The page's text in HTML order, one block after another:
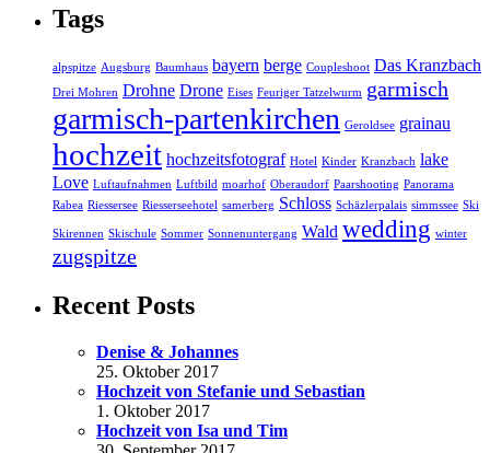
Tags
alpspitze Augsburg Baumhaus bayern berge Coupleshoot Das Kranzbach
Drei Mohren Drohne Drone Eises Feuriger Tatzelwurm garmisch
garmisch-partenkirchen Geroldsee grainau
hochzeit hochzeitsfotograf Hotel Kinder Kranzbach lake
Love Luftaufnahmen Luftbild moarhof Oberaudorf Paarshooting Panorama
Rabea Riessersee Riesserseehotel samerberg Schloss Schäzlerpalais simmssee Ski
Skirennen Skischule Sommer Sonnenuntergang Wald wedding winter
zugspitze
Recent Posts
Denise & Johannes
25. Oktober 2017
Hochzeit von Stefanie und Sebastian
1. Oktober 2017
Hochzeit von Isa und Tim